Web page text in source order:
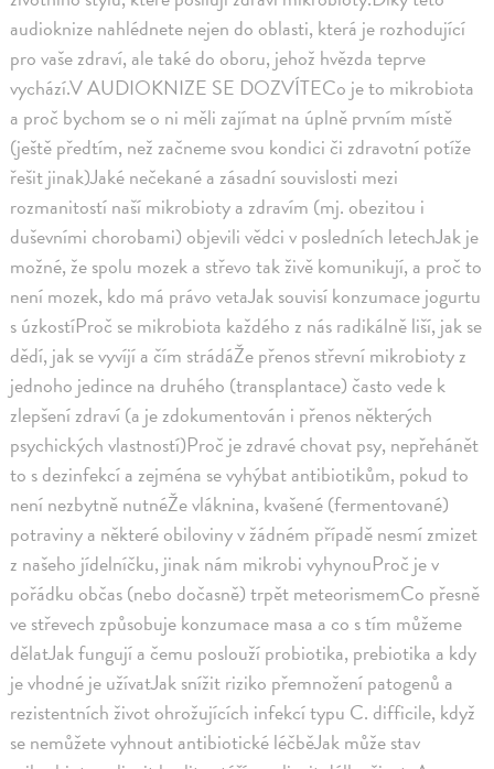
audioknize nahlédnete nejen do oblasti, která je rozhodující
pro vaše zdraví, ale také do oboru, jehož hvězda teprve
vychází.V AUDIOKNIZE SE DOZVÍTECo je to mikrobiota
a proč bychom se o ni měli zajímat na úplně prvním místě
(ještě předtím, než začneme svou kondici či zdravotní potíže
řešit jinak)Jaké nečekané a zásadní souvislosti mezi
rozmanitostí naší mikrobioty a zdravím (mj. obezitou i
duševními chorobami) objevili vědci v posledních letechJak je
možné, že spolu mozek a střevo tak živě komunikují, a proč to
není mozek, kdo má právo vetaJak souvisí konzumace jogurtu
s úzkostíProč se mikrobiota každého z nás radikálně liší, jak se
dědí, jak se vyvíjí a čím strádáŽe přenos střevní mikrobioty z
jednoho jedince na druhého (transplantace) často vede k
zlepšení zdraví (a je zdokumentován i přenos některých
psychických vlastností)Proč je zdravé chovat psy, nepřehánět
to s dezinfekcí a zejména se vyhýbat antibiotikům, pokud to
není nezbytně nutnéŽe vláknina, kvašené (fermentované)
potraviny a některé obiloviny v žádném případě nesmí zmizet
z našeho jídelníčku, jinak nám mikrobi vyhynouProč je v
pořádku občas (nebo dočasně) trpět meteorismemCo přesně
ve střevech způsobuje konzumace masa a co s tím můžeme
dělatJak fungují a čemu poslouží probiotika, prebiotika a kdy
je vhodné je užívatJak snížit riziko přemnožení patogenů a
rezistentních život ohrožujících infekcí typu C. difficile, když
se nemůžete vyhnout antibiotické léčběJak může stav